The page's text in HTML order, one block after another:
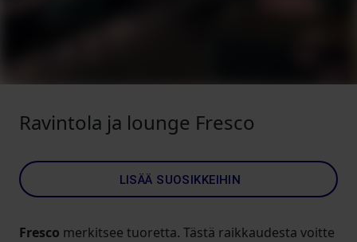
Ravintola ja lounge Fresco
LISÄÄ SUOSIKKEIHIN
Fresco merkitsee tuoretta. Tästä raikkaudesta voitte